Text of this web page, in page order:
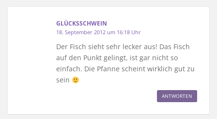
GLÜCKSSCHWEIN
18. September 2012 um 16:18 Uhr
Der Fisch sieht sehr lecker aus! Das Fisch
auf den Punkt gelingt, ist gar nicht so
einfach. Die Pfanne scheint wirklich gut zu
sein
ANTWORTEN